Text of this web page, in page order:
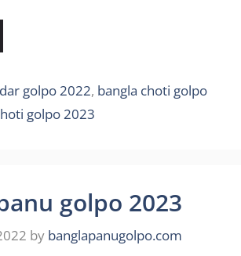
golpo 2022, bangla choti golpo
golpo 2023
golpo 2023
by banglapanugolpo.com